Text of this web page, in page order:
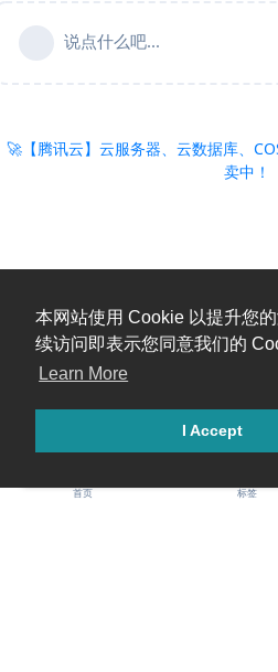
本网站使用 Cookie 以提升您
续访问即表示您同意我们的
Learn More
I Accept
说点什么吧...
🚀【腾讯云】云服务器、云数据库、
卖中！
糟糕，出错啦！请刷新页面重试。
首页 标签